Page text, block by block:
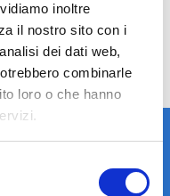
inoltre
il nostro sito con i
dei dati web,
combinarle
loro o che hanno